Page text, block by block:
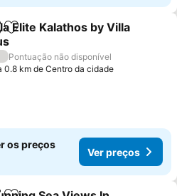
Adicionar aos favoritos
Elite Kalathos by Villa
Pontuação não disponível
0.8 km de Centro da cidade
os preços
Ver preços